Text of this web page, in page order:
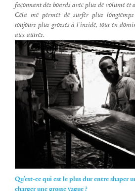
façonnant des boards avec plus de volume et
Cela me permet de surfer plus
toujours plus grosses à l’inside, tout en
aux autres.
Qu’est-ce qui est le plus dur entre shaper
charger une grosse vague ?